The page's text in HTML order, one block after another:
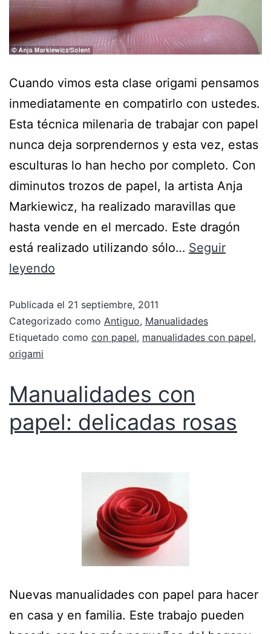
Cuando vimos esta clase origami pensamos
inmediatamente en compatirlo con ustedes.
Esta técnica milenaria de trabajar con papel
nunca deja sorprendernos y esta vez, estas
esculturas lo han hecho por completo. Con
diminutos trozos de papel, la artista Anja
Markiewicz, ha realizado maravillas que
hasta vende en el mercado. Este dragón
está realizado utilizando sólo… Seguir
leyendo
Publicada el 21 septiembre, 2011
Categorizado como Antiguo, Manualidades
Etiquetado como con papel, manualidades con papel,
origami
Manualidades con
papel: delicadas rosas
Nuevas manualidades con papel para hacer
en casa y en familia. Este trabajo pueden